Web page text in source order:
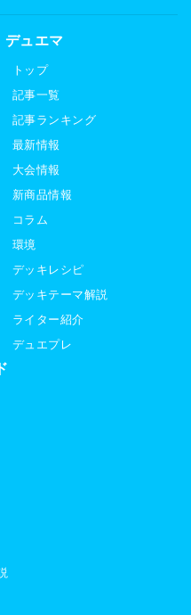
デュエマ
トップ
記事一覧
記事ランキング
最新情報
大会情報
新商品情報
コラム
環境
デッキレシピ
デッキテーマ解説
ライター紹介
デュエプレ